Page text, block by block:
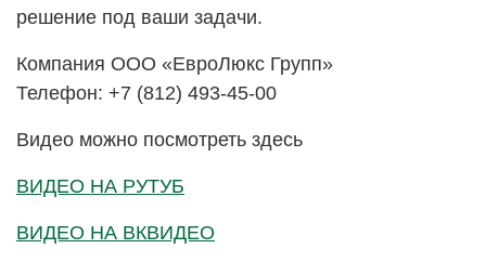
решение под ваши задачи.
Компания ООО «ЕвроЛюкс Групп»
Телефон: +7 (812) 493-45-00
Видео можно посмотреть здесь
ВИДЕО НА РУТУБ
ВИДЕО НА ВКВИДЕО